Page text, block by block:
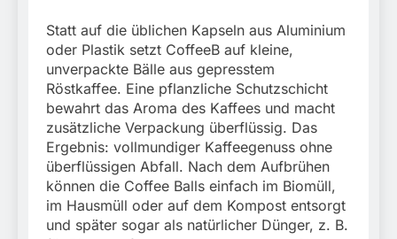
Statt auf die üblichen Kapseln aus Aluminium
oder Plastik setzt CoffeeB auf kleine,
unverpackte Bälle aus gepresstem
Röstkaffee. Eine pflanzliche Schutzschicht
bewahrt das Aroma des Kaffees und macht
zusätzliche Verpackung überflüssig. Das
Ergebnis: vollmundiger Kaffeegenuss ohne
überflüssigen Abfall. Nach dem Aufbrühen
können die Coffee Balls einfach im Biomüll,
im Hausmüll oder auf dem Kompost entsorgt
und später sogar als natürlicher Dünger, z. B.